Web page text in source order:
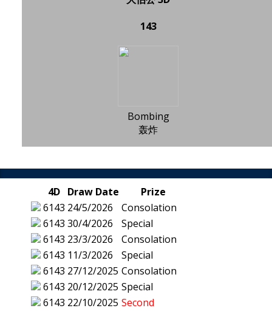
143
Bombing
轰炸
4D Draw Date
Prize
6143 24/5/2026
Consolation
6143 30/4/2026
Special
6143 23/3/2026
Consolation
6143 11/3/2026
Special
6143 27/12/2025 Consolation
6143 20/12/2025 Special
6143 22/10/2025 Second